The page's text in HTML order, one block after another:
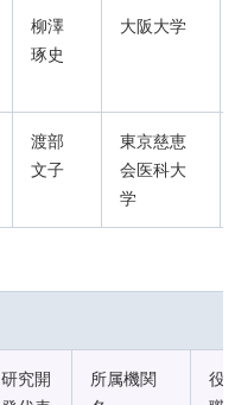
柳澤
琢史
大阪大学
渡部
文子
東京慈恵
会医科大
学
研究開
所属機関
役